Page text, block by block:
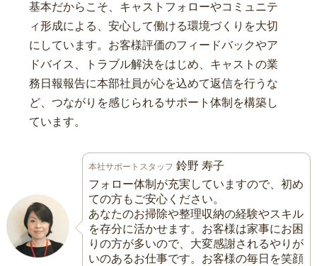
基本だからこそ、キャストフォローやコミュニテ
ィ形成による、安心して働ける環境づくりを大切
にしています。お客様評価のフィードバックやア
ドバイス、トラブル解決をはじめ、キャストの業
務日報報告に本部社員が心を込めて返信を行うな
ど、つながりを感じられるサポート体制を構築し
ています。
本社サポートスタッフ 鈴野 寿子
フォロー体制が充実していますので、初め
ての方もご安心ください。
あなたのお掃除や整理収納の経験やスキル
を存分に活かせます。お客様は家事にお困
りの方が多いので、大変感謝されるやりが
いのあるお仕事です。お客様の毎日を笑顔